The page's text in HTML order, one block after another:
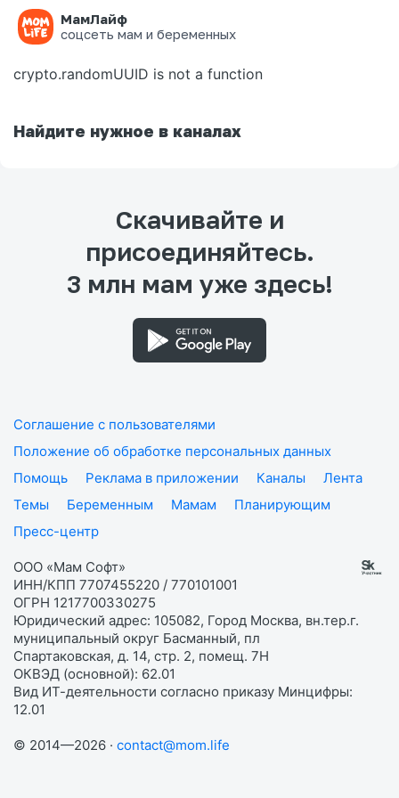
МамЛайф
соцсеть мам и беременных
Ошибка на странице
crypto.randomUUID is not a function
Найдите нужное в каналах
Скачивайте и
присоединяйтесь.
3 млн мам уже здесь!
Соглашение с пользователями
Положение об обработке персональных данных
Помощь
Реклама в приложении Каналы
Лента
Темы
Беременным Мамам
Планирующим
Пресс-центр
ООО «Мам Софт»
ИНН/КПП 7707455220 / 770101001
ОГРН 1217700330275
Юридический адрес: 105082, Город Москва, вн.тер.г.
муниципальный округ Басманный, пл
Спартаковская, д. 14, стр. 2, помещ. 7Н
ОКВЭД (основной): 62.01
Вид ИТ-деятельности согласно приказу Минцифры:
12.01
© 2014—2026 · contact@mom.life